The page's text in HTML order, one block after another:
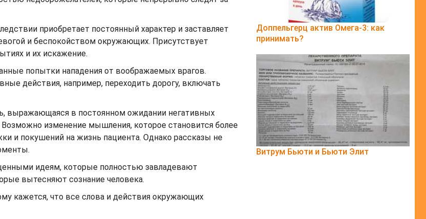
приобретает постоянный характер и заставляет
и беспокойством окружающих. Присутствует
и их искажение.
попытки нападения от воображаемых врагов.
действия, например, переходить дорогу, включать
выражающаяся в постоянном ожидании негативных
Возможно изменение мышления, которое становится более
и покушений на жизнь пациента. Однако рассказы не
идеям, которые полностью завладевают
вытесняют сознание человека.
кажется, что все слова и действия окружающих
Доппельгерц актив Омега-3: как
принимать?
Витрум Бьюти и Бьюти Элит